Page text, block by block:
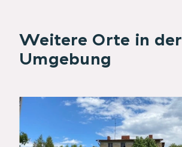
Weitere Orte in der
Umgebung